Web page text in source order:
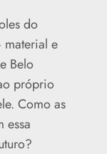
do
e
Belo
próprio
Como as
essa